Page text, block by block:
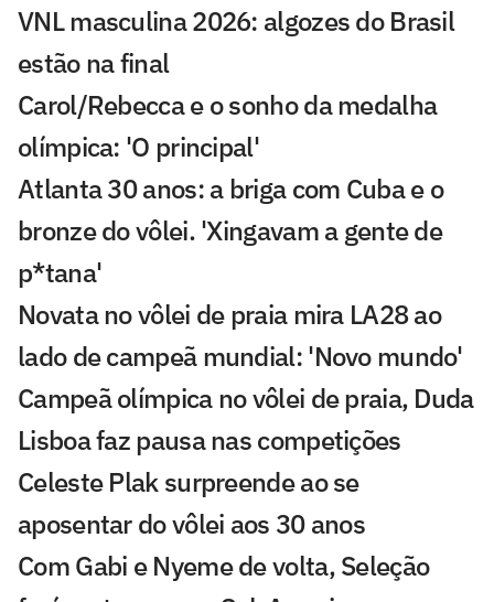
VNL masculina 2026: algozes do Brasil
estão na final
Carol/Rebecca e o sonho da medalha
olímpica: 'O principal'
Atlanta 30 anos: a briga com Cuba e o
bronze do vôlei. 'Xingavam a gente de
p*tana'
Novata no vôlei de praia mira LA28 ao
lado de campeã mundial: 'Novo mundo'
Campeã olímpica no vôlei de praia, Duda
Lisboa faz pausa nas competições
Celeste Plak surpreende ao se
aposentar do vôlei aos 30 anos
Com Gabi e Nyeme de volta, Seleção